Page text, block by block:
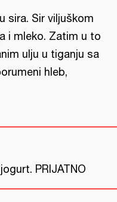
sira. Sir viljuškom
i mleko. Zatim u to
ulju u tiganju sa
hleb,
PRIJATNO